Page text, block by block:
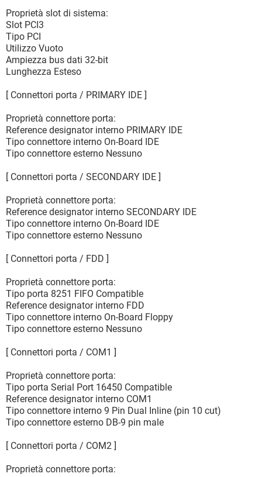
Proprietà slot di sistema:
Slot PCI3
Tipo PCI
Utilizzo Vuoto
Ampiezza bus dati 32-bit
Lunghezza Esteso
[ Connettori porta / PRIMARY IDE ]
Proprietà connettore porta:
Reference designator interno PRIMARY IDE
Tipo connettore interno On-Board IDE
Tipo connettore esterno Nessuno
[ Connettori porta / SECONDARY IDE ]
Proprietà connettore porta:
Reference designator interno SECONDARY IDE
Tipo connettore interno On-Board IDE
Tipo connettore esterno Nessuno
[ Connettori porta / FDD ]
Proprietà connettore porta:
Tipo porta 8251 FIFO Compatible
Reference designator interno FDD
Tipo connettore interno On-Board Floppy
Tipo connettore esterno Nessuno
[ Connettori porta / COM1 ]
Proprietà connettore porta:
Tipo porta Serial Port 16450 Compatible
Reference designator interno COM1
Tipo connettore interno 9 Pin Dual Inline (pin 10 cut)
Tipo connettore esterno DB-9 pin male
[ Connettori porta / COM2 ]
Proprietà connettore porta: